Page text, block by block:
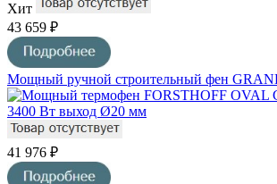
Хит
43 659 ₽
Мощный ручной строительный фен
41 976 ₽